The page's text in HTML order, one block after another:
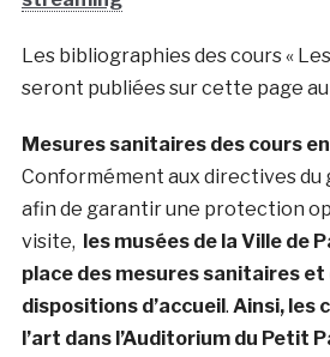
Les bibliographies des cours «
seront publiées sur cette page au
Mesures sanitaires des cours
Conformément aux directives
afin de garantir une protection
visite, les musées de la Ville de
place des mesures sanitaires et
dispositions d’accueil . Ainsi, les
l’art dans l’Auditorium du Petit